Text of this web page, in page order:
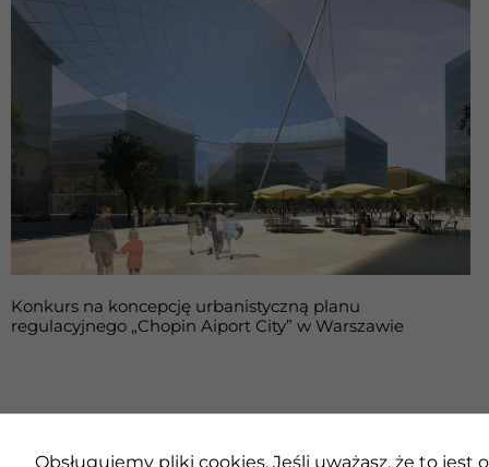
Konkurs na koncepcję urbanistyczną planu
regulacyjnego „Chopin Aiport City” w Warszawie
Obsługujemy pliki cookies. Jeśli uważasz, że to